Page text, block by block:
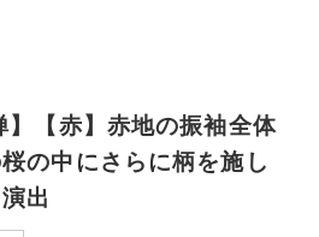
】【赤】赤地の振袖全体
の中にさらに柄を施し
出